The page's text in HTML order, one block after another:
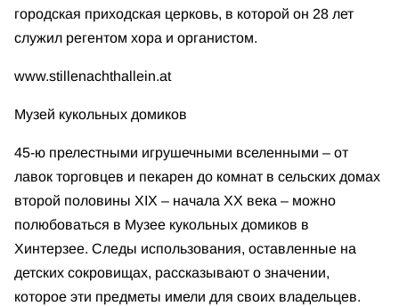
городская приходская церковь, в которой он 28 лет
служил регентом хора и органистом.
www.stillenachthallein.at
Музей кукольных домиков
45-ю прелестными игрушечными вселенными – от
лавок торговцев и пекарен до комнат в сельских домах
второй половины ХIX – начала XX века – можно
полюбоваться в Музее кукольных домиков в
Хинтерзее. Следы использования, оставленные на
детских сокровищах, рассказывают о значении,
которое эти предметы имели для своих владельцев.